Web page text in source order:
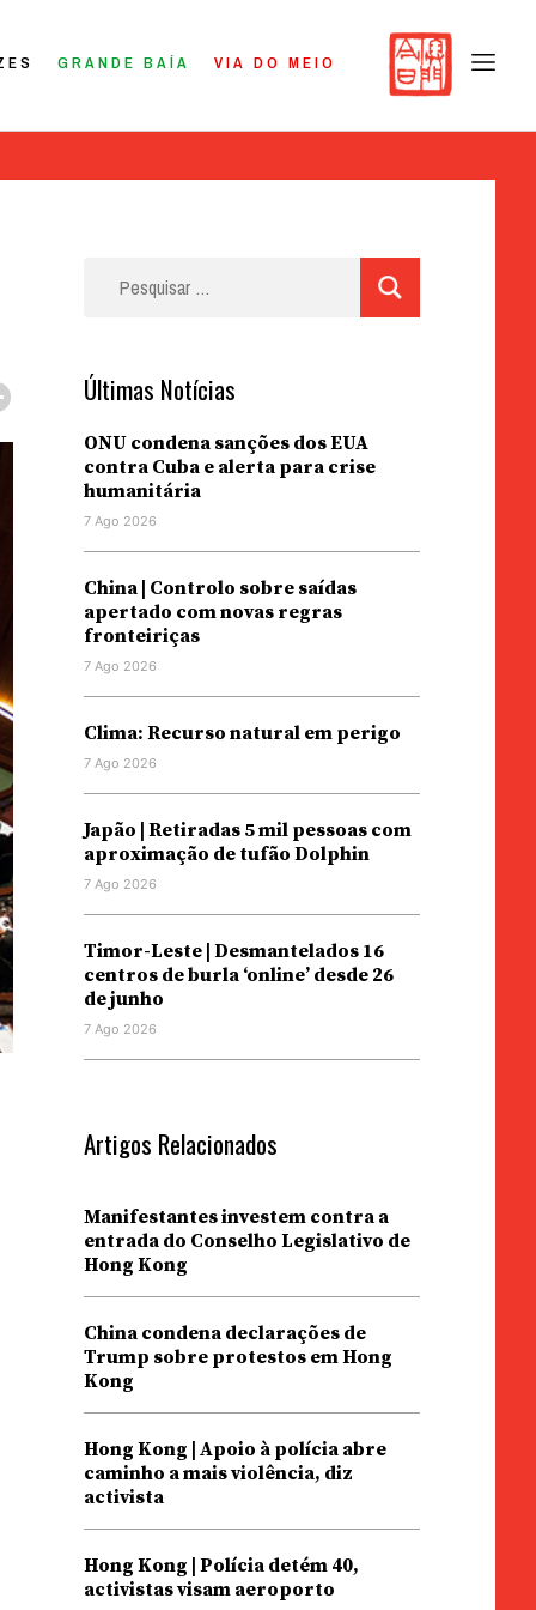
GRANDE BAÍA VIA DO MEIO
Últimas Notícias
ONU condena sanções dos EUA
contra Cuba e alerta para crise
humanitária
7 Ago 2026
China | Controlo sobre saídas
apertado com novas regras
fronteiriças
7 Ago 2026
Clima: Recurso natural em perigo
7 Ago 2026
Japão | Retiradas 5 mil pessoas com
aproximação de tufão Dolphin
7 Ago 2026
Timor-Leste | Desmantelados 16
centros de burla ‘online’ desde 26
de junho
7 Ago 2026
Artigos Relacionados
Manifestantes investem contra a
entrada do Conselho Legislativo de
Hong Kong
China condena declarações de
Trump sobre protestos em Hong
Kong
Hong Kong | Apoio à polícia abre
caminho a mais violência, diz
activista
Hong Kong | Polícia detém 40,
activistas visam aeroporto